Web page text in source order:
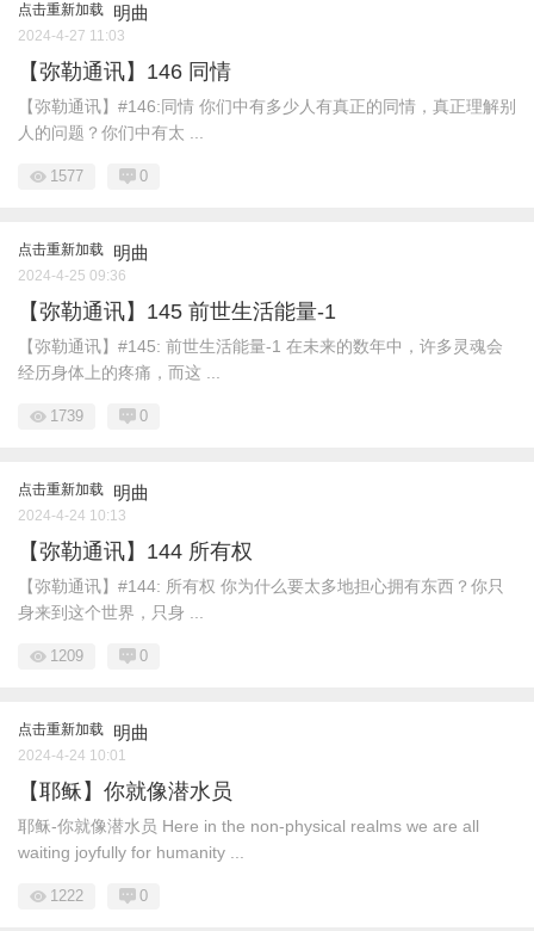
点击重新加载 明曲
2024-4-27 11:03
【弥勒通讯】146 同情
【弥勒通讯】#146:同情 你们中有多少人有真正的同情，真正理解别
人的问题？你们中有太 ...
1577 0
点击重新加载 明曲
2024-4-25 09:36
【弥勒通讯】145 前世生活能量-1
【弥勒通讯】#145: 前世生活能量-1 在未来的数年中，许多灵魂会
经历身体上的疼痛，而这 ...
1739 0
点击重新加载 明曲
2024-4-24 10:13
【弥勒通讯】144 所有权
【弥勒通讯】#144: 所有权 你为什么要太多地担心拥有东西？你只
身来到这个世界，只身 ...
1209 0
点击重新加载 明曲
2024-4-24 10:01
【耶稣】你就像潜水员
耶稣-你就像潜水员 Here in the non-physical realms we are all
waiting joyfully for humanity ...
1222 0